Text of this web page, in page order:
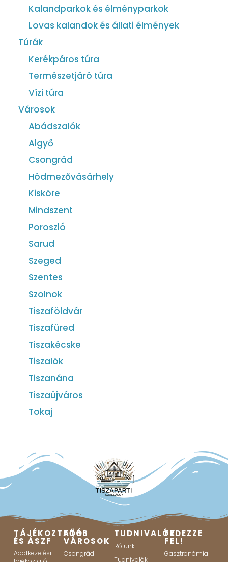
Kalandparkok és élményparkok
Lovas kalandok és állati élmények
Túrák
Kerékpáros túra
Természetjáró túra
Vízi túra
Városok
Abádszalók
Algyő
Csongrád
Hódmezővásárhely
Kisköre
Mindszent
Poroszló
Sarud
Szeged
Szentes
Szolnok
Tiszaföldvár
Tiszafüred
Tiszakécske
Tiszalök
Tiszanána
Tiszaújváros
Tokaj
TÁJÉKOZTATÓ
ÉS ÁSZF
Adatkezelési
FŐBB
VÁROSOK
Csongrád
TUDNIVALÓK
Rólunk
Tudnivalók
FEDEZZE
FEL!
Gasztronómia